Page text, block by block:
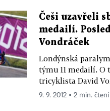
Češi uzavřeli
medailí.
Vondráček
Londýnská
týmu 11 medailí. O
tricyklista David
9. 9. 2012 ▪ 2 min. čtení